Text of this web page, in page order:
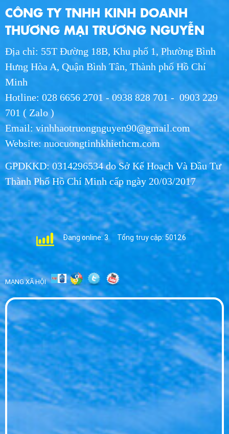
Hàng Nhanh Chóng
Giao Nước Hikari Tận Nơi HCM - Dịch Vụ
Nhanh Chóng, Giá Tốt 2026
Nước Uống Hikari Chính Hãng - Uy Tín, Chất
Lượng, Giao Nhanh
WED 07, 2026
Phân Phối Nước Hikari Khu Công Nghiệp
Long An | Giá Sỉ 2026
WED 07, 2026
Nước Hikari cho Hội nghị - Giải Pháp Nước
Uống Cao Cấp 2026
WED 07, 2026
Đại Lý Nước Hikari Huyện Bến Lức - Phân
Phối Sỉ Lẻ Giá Tốt
WED 07, 2026
Đại Lý Nước Hikari Tp Tân An - Giao Nhanh
Tận Nơi Giá Sỉ
WED 07, 2026
CÔNG TY TNHH KINH DOANH
THƯƠNG MẠI TRƯƠNG NGUYỄN
Địa chỉ: 55T Đường 18B, Khu phố 1, Phường Bình
Hưng Hòa A, Quận Bình Tân, Thành phố Hồ Chí
Minh
Hotline: 028 6656 2701 - 0938 828 701 - 0903 229
701 ( Zalo )
Email: vinhhaotruongnguyen90@gmail.com
Website: nuocuongtinhkhiethcm.com
GPDKKD: 0314296534 do Sở Kế Hoạch Và Đầu Tư
Thành Phố Hồ Chí Minh cấp ngày 20/03/2017
Đang online: 3 Tổng truy cập: 50126
MẠNG XÃ HỘI